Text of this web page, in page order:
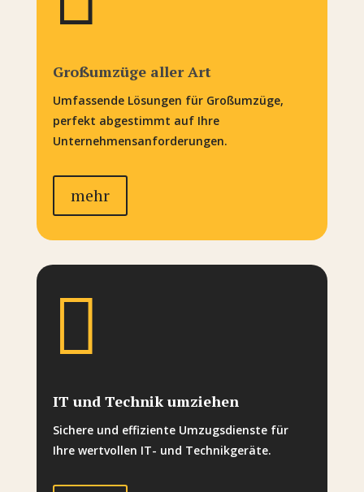
Großumzüge aller Art
Umfassende Lösungen für Großumzüge,
perfekt abgestimmt auf Ihre
Unternehmensanforderungen.
mehr

IT und Technik umziehen
Sichere und effiziente Umzugsdienste für
Ihre wertvollen IT- und Technikgeräte.